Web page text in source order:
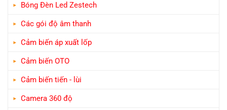
Bóng Đèn Led Zestech
Các gói độ âm thanh
Cảm biến áp xuất lốp
Cảm biến OTO
Cảm biến tiến - lùi
Camera 360 độ